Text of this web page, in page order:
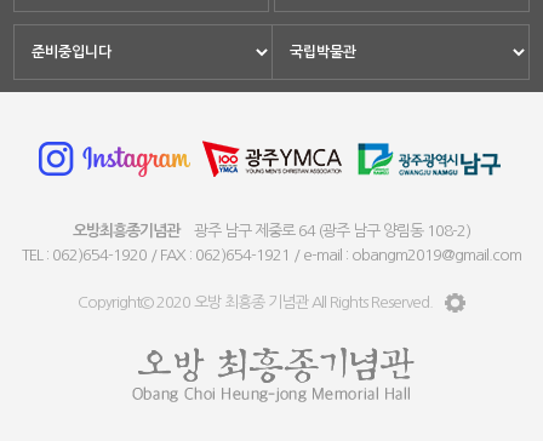
오방최흥종기념관광주 남구 제중로 64 (광주 남구 양림동 108-2)
TEL : 062)654-1920 / FAX : 062)654-1921 / e-mail : obangm2019@gmail.com
Copyright© 2020 오방 최흥종 기념관 All Rights Reserved.